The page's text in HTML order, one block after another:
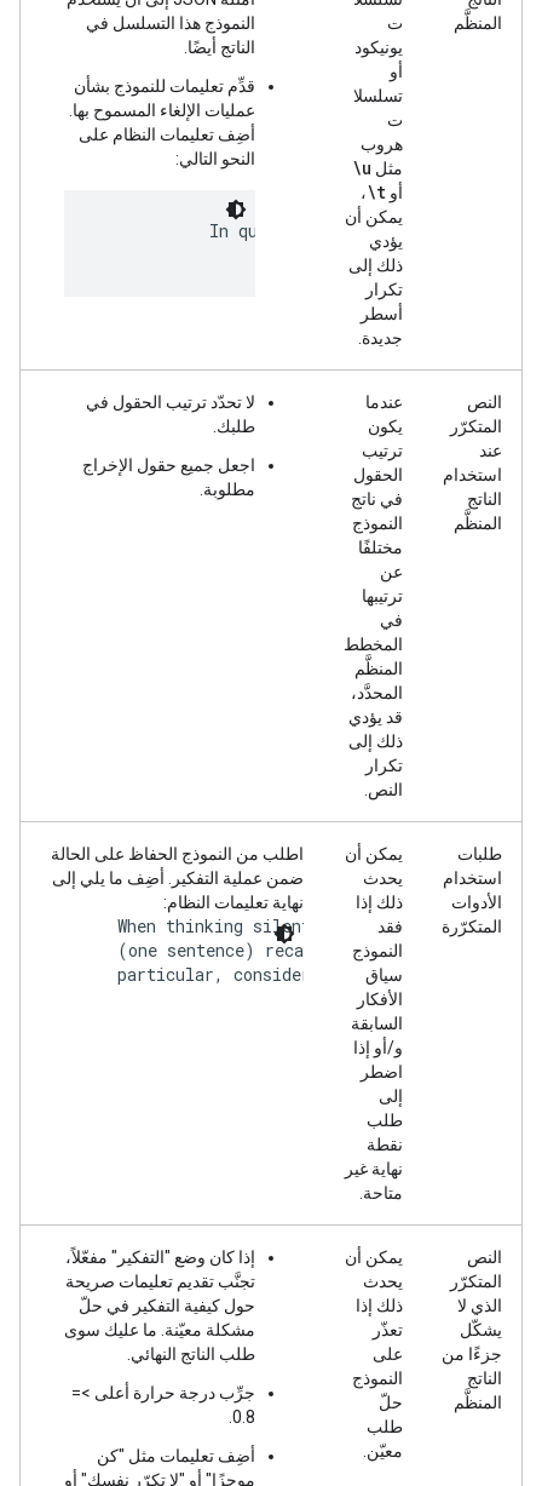
المنظَّم
ت
يونيكود
أو
تسلسلا
ت
هروب
مثل \u
أو \t،
يمكن أن
يؤدي
ذلك إلى
تكرار
أسطر
جديدة.
النموذج هذا التسلسل في
الناتج أيضًا.
قدِّم تعليمات للنموذج بشأن
عمليات الإلغاء المسموح بها.
أضِف تعليمات النظام على
النحو التالي:
In quoted strings, the only
النص
المتكرّر
عند
استخدام
الناتج
المنظَّم
عندما
يكون
ترتيب
الحقول
في ناتج
النموذج
مختلفًا
عن
ترتيبها
في
المخطط
المنظَّم
المحدَّد،
قد يؤدي
ذلك إلى
تكرار
النص.
لا تحدّد ترتيب الحقول في
طلبك.
اجعل جميع حقول الإخراج
مطلوبة.
طلبات
استخدام
الأدوات
المتكرّرة
يمكن أن
يحدث
ذلك إذا
فقد
النموذج
سياق
الأفكار
السابقة
و/أو إذا
اضطر
إلى
طلب
نقطة
نهاية غير
متاحة.
اطلب من النموذج الحفاظ على الحالة
ضمن عملية التفكير. أضِف ما يلي إلى
نهاية تعليمات النظام:
When thinking silently: ALWAYS start the
(one sentence) recap of the current
particular, consider whether the task is
النص
المتكرّر
الذي لا
يشكّل
جزءًا من
الناتج
المنظَّم
يمكن أن
يحدث
ذلك إذا
تعذّر
على
النموذج
حلّ
طلب
معيّن.
إذا كان وضع "التفكير" مفعّلاً،
تجنَّب تقديم تعليمات صريحة
حول كيفية التفكير في حلّ
مشكلة معيّنة. ما عليك سوى
طلب الناتج النهائي.
جرِّب درجة حرارة أعلى >=
0.8.
أضِف تعليمات مثل "كن
موجزًا" أو "لا تكرّر نفسك" أو